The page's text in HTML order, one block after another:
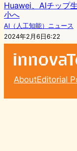
Huawei、AIチップ
小へ
AI（人工知能）ニュース
2024年2月6日6:22
AboutEditorial